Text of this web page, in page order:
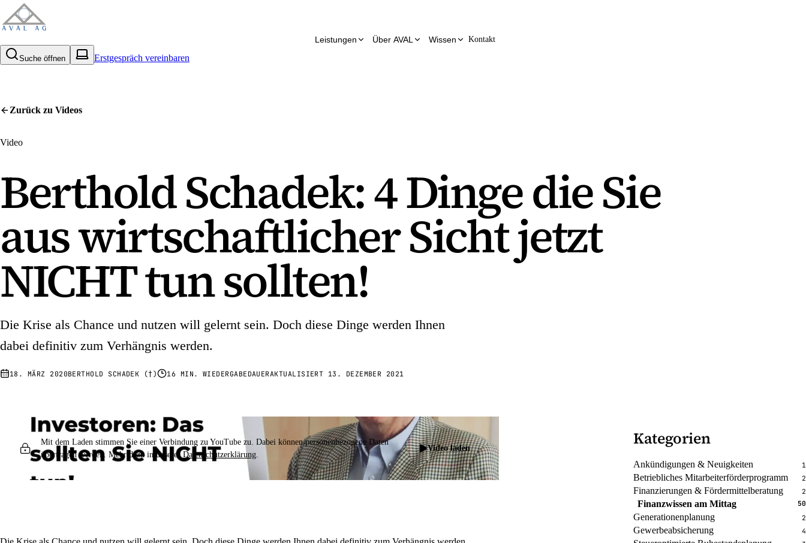
Leistungen Über AVAL Wissen Kontakt
Suche öffnen Erstgespräch vereinbaren
Zurück zu Videos
Video
Berthold Schadek: 4 Dinge die Sie
aus wirtschaftlicher Sicht jetzt
NICHT tun sollten!
Die Krise als Chance und nutzen will gelernt sein. Doch diese Dinge werden Ihnen
dabei definitiv zum Verhängnis werden.
18. MÄRZ 2020BERTHOLD SCHADEK (†) 16 MIN. WIEDERGABEDAUER AKTUALISIERT 13. DEZEMBER 2021
Mit dem Laden stimmen Sie einer Verbindung zu YouTube zu. Dabei können personenbezogene Daten
übertragen werden. Mehr dazu in unserer Datenschutzerklärung.
Video laden
Kategorien
Ankündigungen & Neuigkeiten 1
Betriebliches Mitarbeiterförderprogramm 2
Finanzierungen & Fördermittelberatung 2
Finanzwissen am Mittag 50
Generationenplanung 2
Gewerbeabsicherung 4